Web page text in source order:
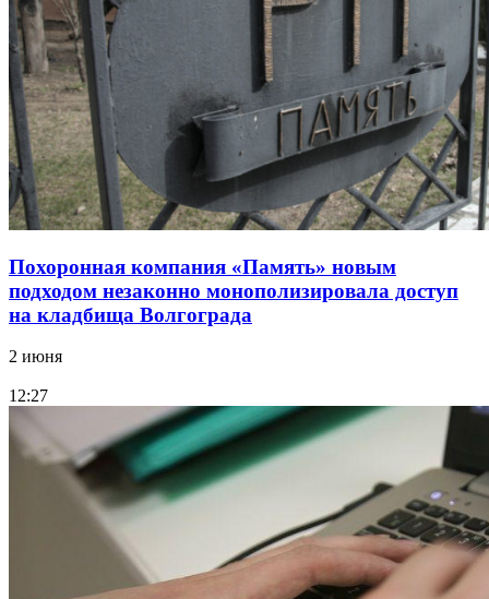
Похоронная компания «Память» новым
подходом незаконно монополизировала доступ
на кладбища Волгограда
2 июня
12:27